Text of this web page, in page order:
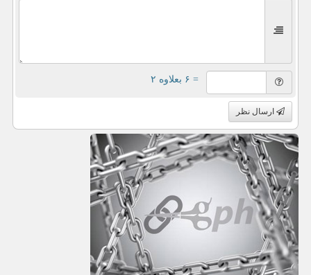
= ۶ بعلاوه ۲
ارسال نظر